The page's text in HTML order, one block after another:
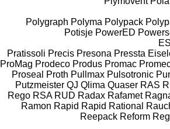
Polygraph Polyma Polypack
Potisje PowerED
ES
Pratissoli Precis Presona Pressta
ProMag Prodeco Produs Promac
Proseal
Proth Pullmax Pulsotronic
Putzmeister QJ Qlima Quaser RAS
Rego RSA RUD Radax Rafamet
Ramon Rapid Rapid Rational
Reepack Reform